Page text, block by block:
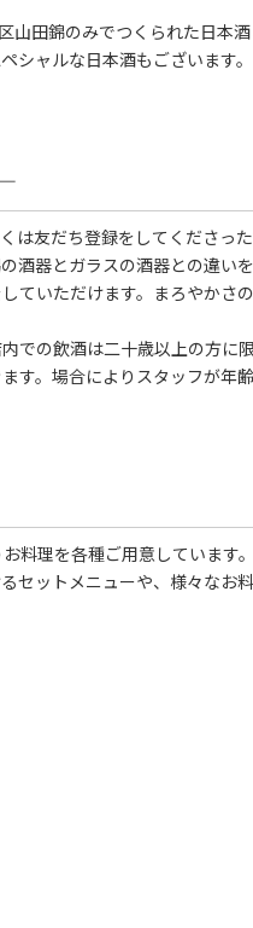
山田錦のみでつくられた日本
シャルな日本酒もございます
は友だち登録をしてくださ
酒器とガラスの酒器との違い
ていただけます。まろやかさ
での飲酒は二十歳以上の方
す。場合によりスタッフが年
料理を各種ご用意していま
セットメニューや、様々な